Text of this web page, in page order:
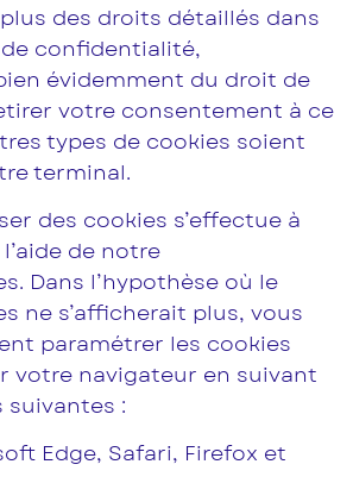
des droits détaillés dans
confidentialité,
évidemment du droit de
votre consentement à ce
types de cookies soient
terminal.
des cookies s’effectue à
de notre
Dans l’hypothèse où le
ne s’afficherait plus, vous
paramétrer les cookies
votre navigateur en suivant
:
Edge, Safari, Firefox et